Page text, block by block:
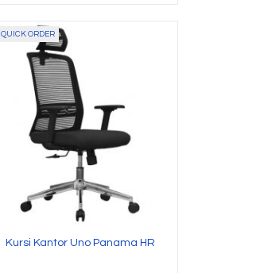
QUICK ORDER
Kursi Kantor Uno Panama HR